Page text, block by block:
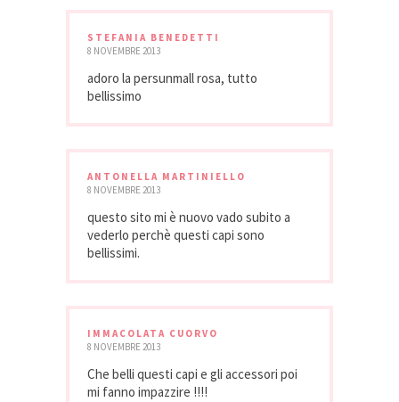
STEFANIA BENEDETTI
8 NOVEMBRE 2013
adoro la persunmall rosa, tutto
bellissimo
ANTONELLA MARTINIELLO
8 NOVEMBRE 2013
questo sito mi è nuovo vado subito a
vederlo perchè questi capi sono
bellissimi.
IMMACOLATA CUORVO
8 NOVEMBRE 2013
Che belli questi capi e gli accessori poi
mi fanno impazzire !!!!